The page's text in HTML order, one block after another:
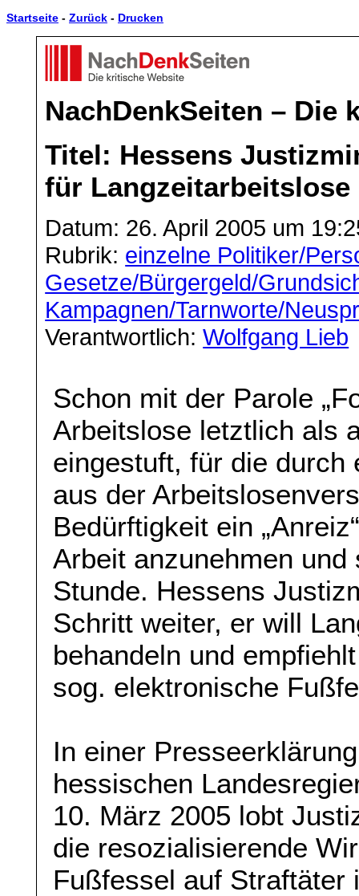
Startseite - Zurück - Drucken
NachDenkSeiten – Die
Titel: Hessens
für Langzeitarbeitslose
Datum: 26. April 2005 um
Rubrik: einzelne Politiker/
Gesetze/Bürgergeld/
Kampagnen/Tarnworte/
Verantwortlich:Wolfgang Lieb
Schon mit der Parole
Arbeitslose letztlich als
eingestuft, für die durch
aus der
Bedürftigkeit ein
Arbeit anzunehmen
Stunde. Hessens
Schritt weiter, er will
behandeln und
sog. elektronische
In einer
hessischen
10. März 2005 lobt
die resozialisierende
Fußfessel auf Straftäter